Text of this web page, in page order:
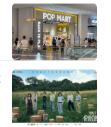
用来核算经营
、赔付等各项
则代表支出高
本率超过10